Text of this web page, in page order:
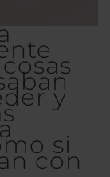
y
si
con